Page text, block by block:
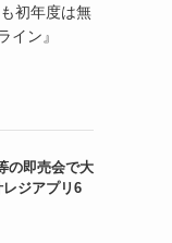
初年度は無
イン』
の即売会で大
ジアプリ6